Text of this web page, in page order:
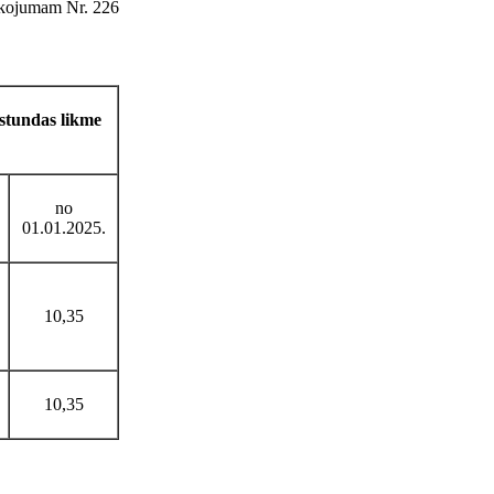
Nr. 226
likme
no
01.01.2025.
10,35
10,35